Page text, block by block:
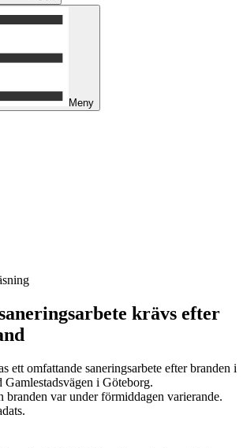
Meny
krävs efter
ett omfattande saneringsarbete efter branden i
i Göteborg.
var under förmiddagen varierande.